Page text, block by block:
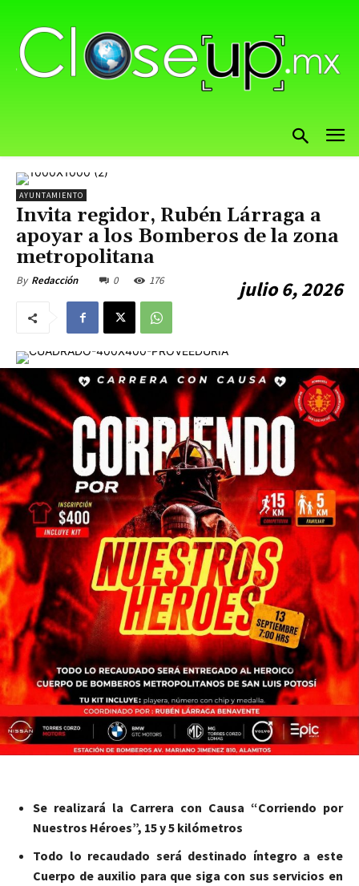
AYUNTAMIENTO
Invita regidor, Rubén Lárraga a
apoyar a los Bomberos de la zona
metropolitana
By Redacción julio 6, 2026
0 176
Se realizará la Carrera con Causa “Corriendo por
Nuestros Héroes”, 15 y 5 kilómetros
Todo lo recaudado será destinado íntegro a este
Cuerpo de auxilio para que siga con sus servicios en